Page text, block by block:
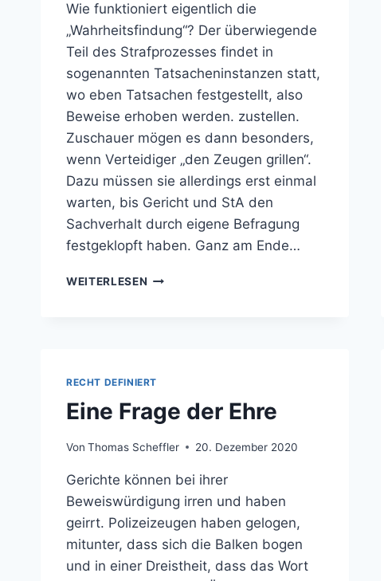
Wie funktioniert eigentlich die
„Wahrheitsfindung“? Der überwiegende
Teil des Strafprozesses findet in
sogenannten Tatsacheninstanzen statt,
wo eben Tatsachen festgestellt, also
Beweise erhoben werden. zustellen.
Zuschauer mögen es dann besonders,
wenn Verteidiger „den Zeugen grillen“.
Dazu müssen sie allerdings erst einmal
warten, bis Gericht und StA den
Sachverhalt durch eigene Befragung
festgeklopft haben. Ganz am Ende…
WEITERLESEN WAHRHEITSFINDUNG
RECHT DEFINIERT
Eine Frage der Ehre
Von Thomas Scheffler 20. Dezember 2020
Gerichte können bei ihrer
Beweiswürdigung irren und haben
geirrt. Polizeizeugen haben gelogen,
mitunter, dass sich die Balken bogen
und in einer Dreistheit, dass das Wort